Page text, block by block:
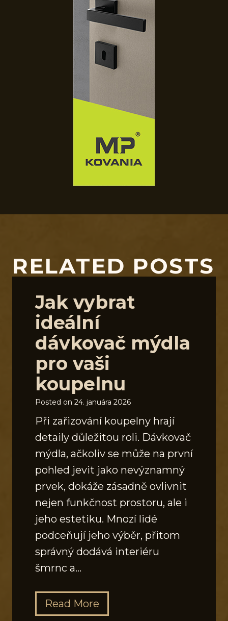
RELATED POSTS
Jak vybrat
ideální
dávkovač mýdla
pro vaši
koupelnu
Posted on 24. januára 2026
Při zařizování koupelny hrají
detaily důležitou roli. Dávkovač
mýdla, ačkoliv se může na první
pohled jevit jako nevýznamný
prvek, dokáže zásadně ovlivnit
nejen funkčnost prostoru, ale i
jeho estetiku. Mnozí lidé
podceňují jeho výběr, přitom
správný dodává interiéru
šmrnc a…
Read More